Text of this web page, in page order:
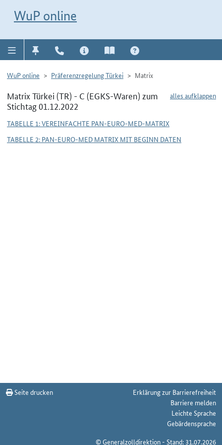
WuP online
WuP online Präferenzregelung Türkei Matrix
alles aufklappen
Matrix Türkei (TR) - C (EGKS-Waren) zum
Stichtag 01.12.2022
TABELLE 1: VEREINFACHTE PAN-EURO-MED-MATRIX
TABELLE 2: PAN-EURO-MED MATRIX MIT BEGINN DATEN
Seite drucken
Erklärung zur Barrierefreiheit
Barriere melden
Leichte Sprache
Gebärdensprache
© Generalzolldirektion - Stand: 31.07.2026